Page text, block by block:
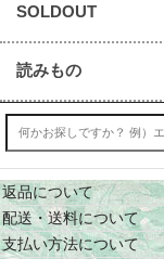
SOLDOUT
読みもの
返品について
配送・送料について
支払い方法について